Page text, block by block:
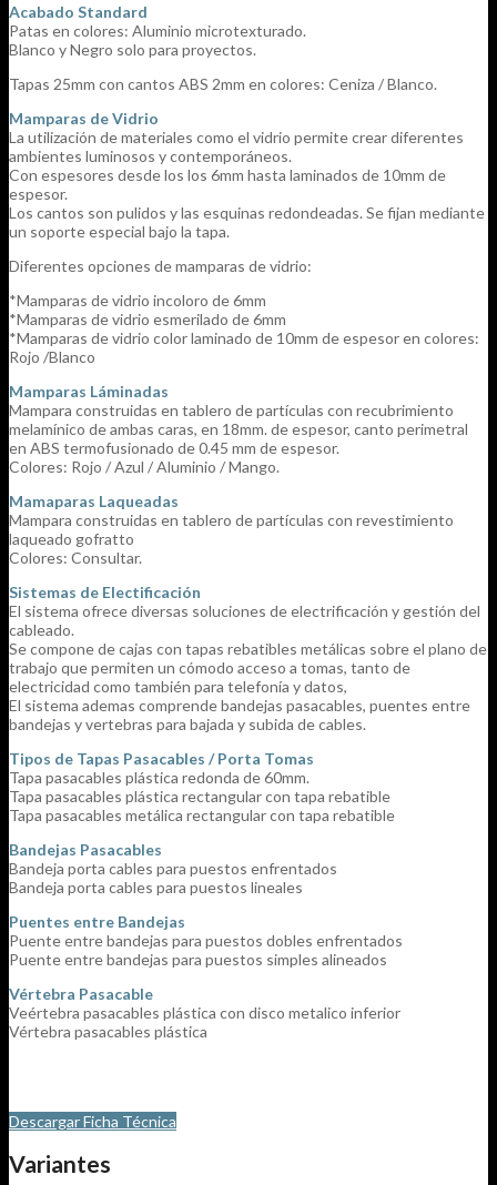
Acabado Standard
Patas en colores: Aluminio microtexturado.
Blanco y Negro solo para proyectos.
Tapas 25mm con cantos ABS 2mm en colores: Ceniza / Blanco.
Mamparas de Vidrio
La utilización de materiales como el vidrio permite crear diferentes
ambientes luminosos y contemporáneos.
Con espesores desde los los 6mm hasta laminados de 10mm de
espesor.
Los cantos son pulidos y las esquinas redondeadas. Se fijan mediante
un soporte especial bajo la tapa.
Diferentes opciones de mamparas de vidrio:
*Mamparas de vidrio incoloro de 6mm
*Mamparas de vidrio esmerilado de 6mm
*Mamparas de vidrio color laminado de 10mm de espesor en colores:
Rojo /Blanco
Mamparas Láminadas
Mampara construidas en tablero de partículas con recubrimiento
melamínico de ambas caras, en 18mm. de espesor, canto perimetral
en ABS termofusionado de 0.45 mm de espesor.
Colores: Rojo / Azul / Aluminio / Mango.
Mamaparas Laqueadas
Mampara construidas en tablero de partículas con revestimiento
laqueado gofratto
Colores: Consultar.
Sistemas de Electificación
El sistema ofrece diversas soluciones de electrificación y gestión del
cableado.
Se compone de cajas con tapas rebatibles metálicas sobre el plano de
trabajo que permiten un cómodo acceso a tomas, tanto de
electricidad como también para telefonía y datos,
El sistema ademas comprende bandejas pasacables, puentes entre
bandejas y vertebras para bajada y subida de cables.
Tipos de Tapas Pasacables / Porta Tomas
Tapa pasacables plástica redonda de 60mm.
Tapa pasacables plástica rectangular con tapa rebatible
Tapa pasacables metálica rectangular con tapa rebatible
Bandejas Pasacables
Bandeja porta cables para puestos enfrentados
Bandeja porta cables para puestos lineales
Puentes entre Bandejas
Puente entre bandejas para puestos dobles enfrentados
Puente entre bandejas para puestos simples alineados
Vértebra Pasacable
Veértebra pasacables plástica con disco metalico inferior
Vértebra pasacables plástica
Descargar Ficha Técnica
Variantes